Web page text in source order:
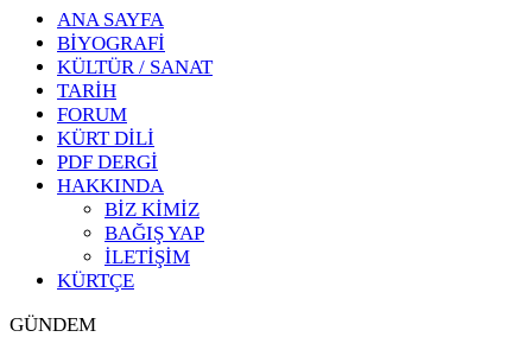
ANA SAYFA
BİYOGRAFİ
KÜLTÜR / SANAT
TARİH
FORUM
KÜRT DİLİ
PDF DERGİ
HAKKINDA
BİZ KİMİZ
BAĞIŞ YAP
İLETİŞİM
KÜRTÇE
GÜNDEM